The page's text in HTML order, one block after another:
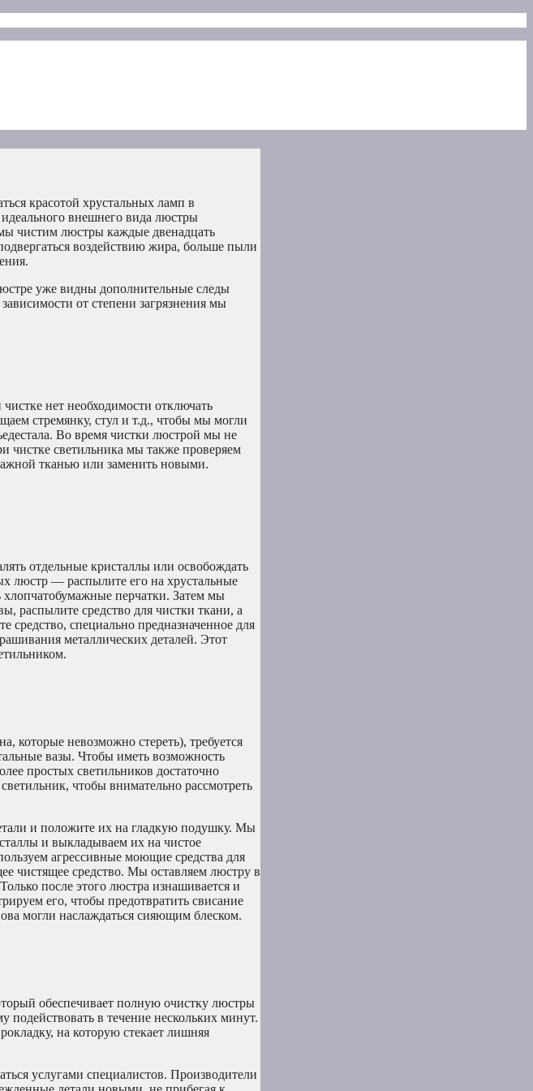
красотой хрустальных ламп в
внешнего вида люстры
чистим люстры каждые двенадцать
воздействию жира, больше пыли
уже видны дополнительные следы
от степени загрязнения мы
нет необходимости отключать
стремянку, стул и т.д., чтобы мы могли
Во время чистки люстрой мы не
светильника мы также проверяем
тканью или заменить новыми.
отдельные кристаллы или освобождать
люстр — распылите его на хрустальные
перчатки. Затем мы
распылите средство для чистки ткани, а
средство, специально предназначенное для
металлических деталей. Этот
которые невозможно стереть), требуется
вазы. Чтобы иметь возможность
простых светильников достаточно
чтобы внимательно рассмотреть
и положите их на гладкую подушку. Мы
и выкладываем их на чистое
агрессивные моющие средства для
чистящее средство. Мы оставляем люстру в
после этого люстра изнашивается и
его, чтобы предотвратить свисание
могли наслаждаться сияющим блеском.
обеспечивает полную очистку люстры
в течение нескольких минут.
на которую стекает лишняя
услугами специалистов. Производители